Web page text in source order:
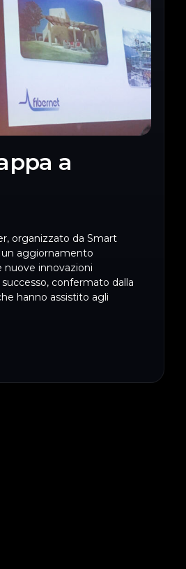
a
organizzato da Smart
aggiornamento
nuove innovazioni
confermato dalla
hanno assistito agli